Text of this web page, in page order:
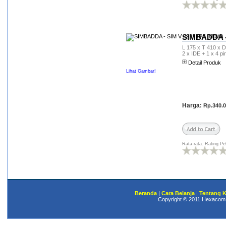
tanya tanya detail produk di
Lihat Gambar!
SIMBADDA
L 175 x T 410 x
2 x IDE + 1 x 4
Detail Produk
Harga:
Rata-rata. Rating
Beranda | Cara Belanja | Tentang
Copyright © 2011